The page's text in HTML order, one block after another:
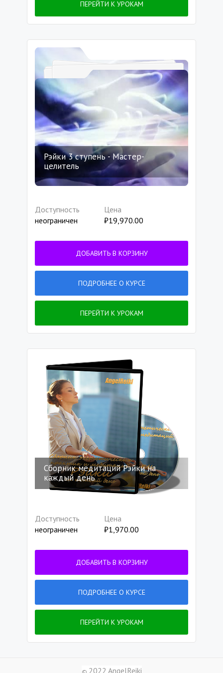
ПЕРЕЙТИ К УРОКАМ
Рэйки 3 ступень - Мастер-
целитель
Доступность
неограничен
Цена
₽19,970.00
ДОБАВИТЬ В КОРЗИНУ
ПОДРОБНЕЕ О КУРСЕ
ПЕРЕЙТИ К УРОКАМ
Сборник медитаций Рэйки на
каждый день
Доступность
неограничен
Цена
₽1,970.00
ДОБАВИТЬ В КОРЗИНУ
ПОДРОБНЕЕ О КУРСЕ
ПЕРЕЙТИ К УРОКАМ
© 2022 AngelReiki